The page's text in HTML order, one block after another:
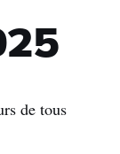
de tous